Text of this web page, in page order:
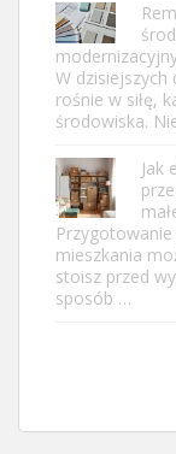
W dzisiejszych
rośnie w siłę,
środowiska.
Jak
mieszkania
stoisz przed
sposób …